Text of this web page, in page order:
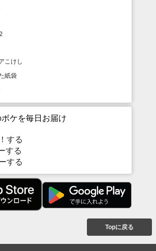
こけし
紙袋
ケを毎日お届け
する
する
する
Topに戻る